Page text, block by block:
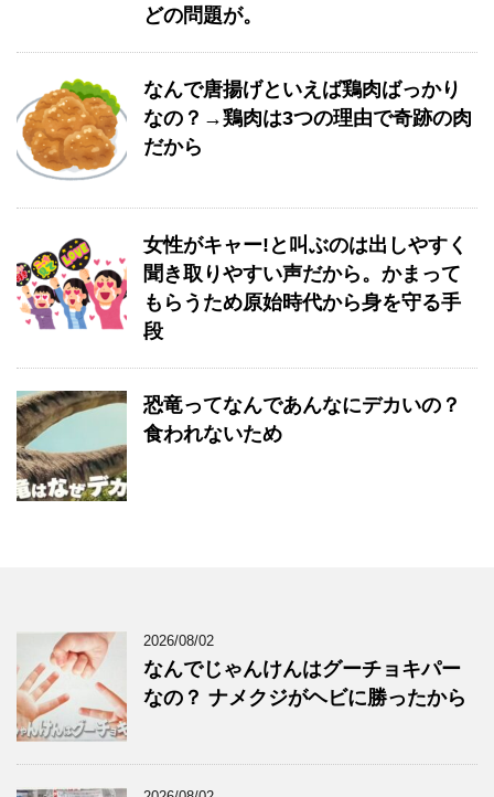
どの問題が。
なんで唐揚げといえば鶏肉ばっかり
なの？→鶏肉は3つの理由で奇跡の肉
だから
女性がキャー!と叫ぶのは出しやすく
聞き取りやすい声だから。かまって
もらうため原始時代から身を守る手
段
恐竜ってなんであんなにデカいの？
食われないため
2026/08/02
なんでじゃんけんはグーチョキパー
なの？ ナメクジがヘビに勝ったから